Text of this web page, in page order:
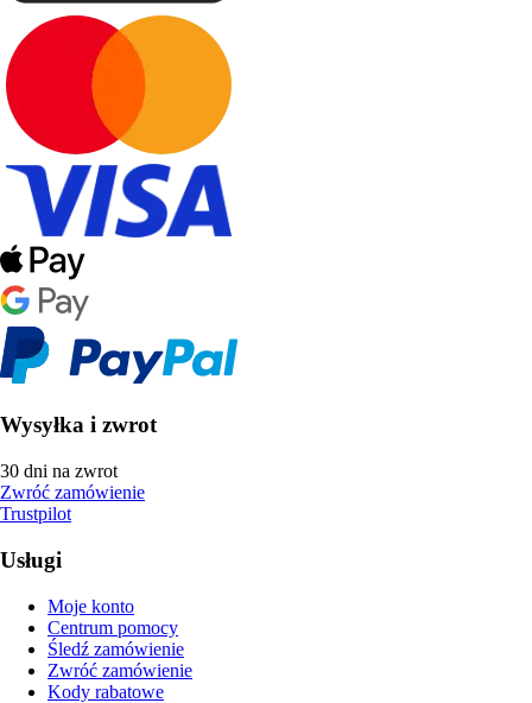
Wysyłka i zwrot
30 dni na zwrot
Zwróć zamówienie
Trustpilot
Usługi
Moje konto
Centrum pomocy
Śledź zamówienie
Zwróć zamówienie
Kody rabatowe